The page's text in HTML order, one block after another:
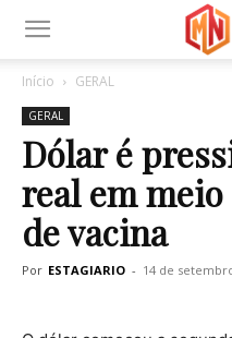
Início GERAL
GERAL
Dólar é
real em
de vacina
Por ESTAGIARIO - 14 de